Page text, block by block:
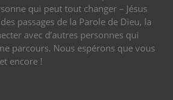
qui peut tout changer – Jésus
passages de la Parole de Dieu, la
avec d’autres personnes qui
parcours. Nous espérons que vous
encore !